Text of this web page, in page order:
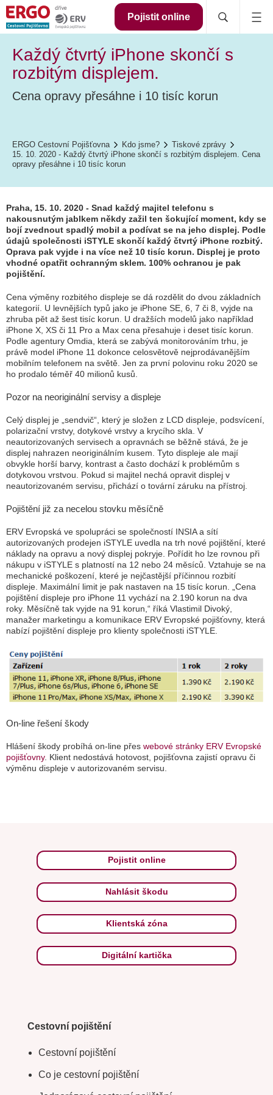
Pojistit online
Každý čtvrtý iPhone skončí s
rozbitým displejem.
Cena opravy přesáhne i 10 tisíc korun
ERGO Cestovní Pojišťovna Kdo jsme?
Tiskové zprávy
15. 10. 2020 - Každý čtvrtý iPhone skončí s rozbitým displejem. Cena
opravy přesáhne i 10 tisíc korun
Praha, 15. 10. 2020 - Snad každý majitel telefonu s
nakousnutým jablkem někdy zažil ten šokující moment, kdy se
bojí zvednout spadlý mobil a podívat se na jeho displej. Podle
údajů společnosti iSTYLE skončí každý čtvrtý iPhone rozbitý.
Oprava pak vyjde i na více než 10 tisíc korun. Displej je proto
vhodné opatřit ochranným sklem. 100% ochranou je pak
pojištění.
Cena výměny rozbitého displeje se dá rozdělit do dvou základních
kategorií. U levnějších typů jako je iPhone SE, 6, 7 či 8, vyjde na
zhruba pět až šest tisíc korun. U dražších modelů jako například
iPhone X, XS či 11 Pro a Max cena přesahuje i deset tisíc korun.
Podle agentury Omdia, která se zabývá monitorováním trhu, je
právě model iPhone 11 dokonce celosvětově nejprodávanějším
mobilním telefonem na světě. Jen za první polovinu roku 2020 se
ho prodalo téměř 40 milionů kusů.
Pozor na neoriginální servisy a displeje
Celý displej je „sendvič“, který je složen z LCD displeje, podsvícení,
polarizační vrstvy, dotykové vrstvy a krycího skla. V
neautorizovaných servisech a opravnách se běžně stává, že je
displej nahrazen neoriginálním kusem. Tyto displeje ale mají
obvykle horší barvy, kontrast a často dochází k problémům s
dotykovou vrstvou. Pokud si majitel nechá opravit displej v
neautorizovaném servisu, přichází o tovární záruku na přístroj.
Pojištění již za necelou stovku měsíčně
ERV Evropská ve spolupráci se společností INSIA a sítí
autorizovaných prodejen iSTYLE uvedla na trh nové pojištění, které
náklady na opravu a nový displej pokryje. Pořídit ho lze rovnou při
nákupu v iSTYLE s platností na 12 nebo 24 měsíců. Vztahuje se na
mechanické poškození, které je nejčastější příčinnou rozbití
displeje. Maximální limit je pak nastaven na 15 tisíc korun.
„Cena
pojištění displeje pro iPhone 11 vychází na 2.190 korun na dva
roky. Měsíčně tak vyjde na 91 korun,“ říká Vlastimil Divoký,
manažer marketingu a komunikace ERV Evropské pojišťovny, která
nabízí pojištění displeje pro klienty společnosti iSTYLE.
On-line řešení škody
Hlášení škody probíhá on-line přes webové stránky ERV Evropské
pojišťovny. Klient nedostává hotovost, pojišťovna zajistí opravu či
výměnu displeje v autorizovaném servisu.
Pojistit online
Nahlásit škodu
Klientská zóna
Digitální kartička
Cestovní pojištění
Cestovní pojištění
Co je cestovní pojištění